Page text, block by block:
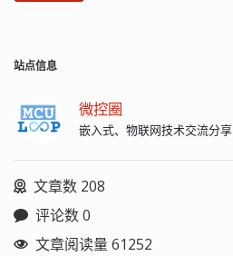
站点信息
微控圈
嵌入式、物联网技术交流分享
文章数 208
评论数 0
文章阅读量 61252